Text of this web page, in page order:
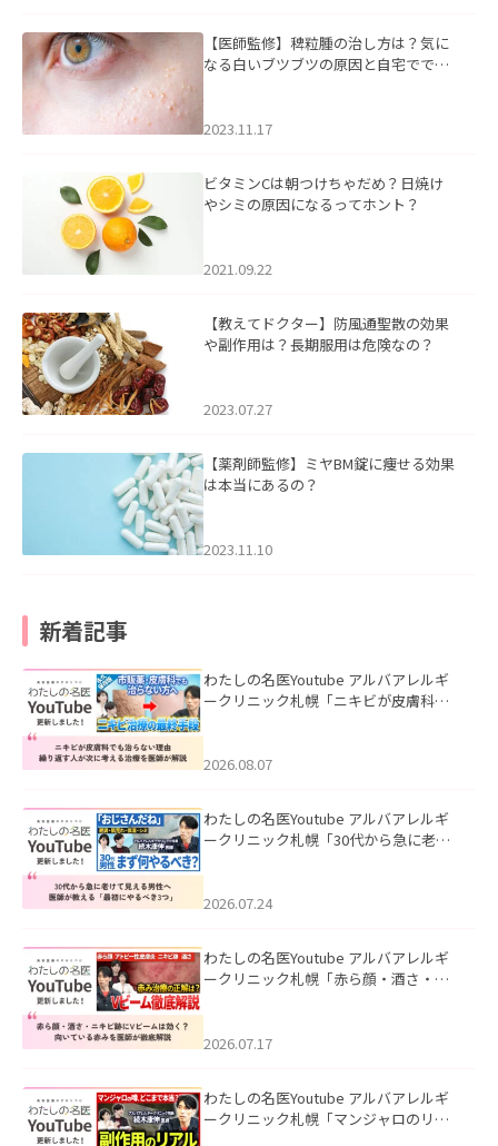
【医師監修】稗粒腫の治し方は？気に
なる白いブツブツの原因と自宅ででき
2023.11.17
ビタミンCは朝つけちゃだめ？日焼け
やシミの原因になるってホント？
2021.09.22
【教えてドクター】防風通聖散の効果
や副作用は？長期服用は危険なの？
2023.07.27
【薬剤師監修】ミヤBM錠に痩せる効果
は本当にあるの？
2023.11.10
新着記事
わたしの名医Youtube アルバアレルギ
ークリニック札幌「ニキビが皮膚科で
ました。
2026.08.07
わたしの名医Youtube アルバアレルギ
ークリニック札幌「30代から急に老け
た。
2026.07.24
わたしの名医Youtube アルバアレルギ
ークリニック札幌「赤ら顔・酒さ・ニ
した。
2026.07.17
わたしの名医Youtube アルバアレルギ
ークリニック札幌「マンジャロのリア